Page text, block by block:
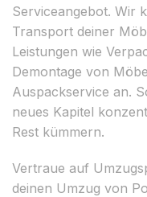
Serviceangebot. Wir
Transport deiner
Leistungen wie
Demontage von
Auspackservice an.
neues Kapitel
Rest kümmern.
Vertraue auf
deinen Umzug von